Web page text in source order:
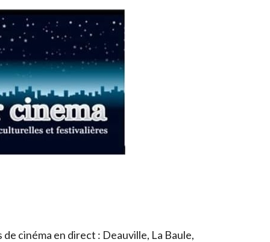
cinéma en direct : Deauville, La Baule,